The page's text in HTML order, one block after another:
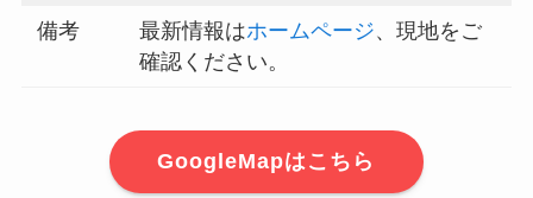
備考 最新情報はホームページ、現地をご
確認ください。
GoogleMapはこちら